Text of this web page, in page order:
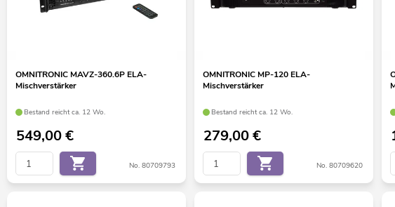
OMNITRONIC MAVZ-360.6P ELA-
Mischverstärker
Bestand reicht ca. 12 Wo.
549,00€
No. 80709793
OMNITRONIC MP-120 ELA-
Mischverstärker
Bestand reicht ca. 12 Wo.
279,00€
No. 80709620